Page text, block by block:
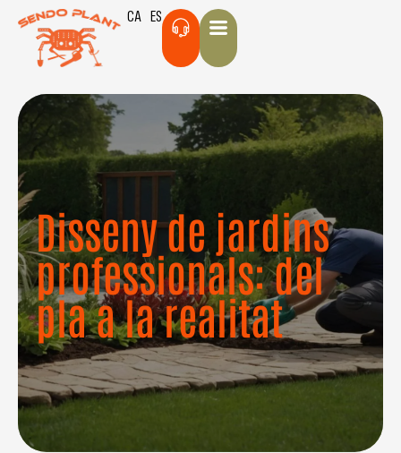
CA ES
Disseny de jardins
professionals: del
pla a la realitat